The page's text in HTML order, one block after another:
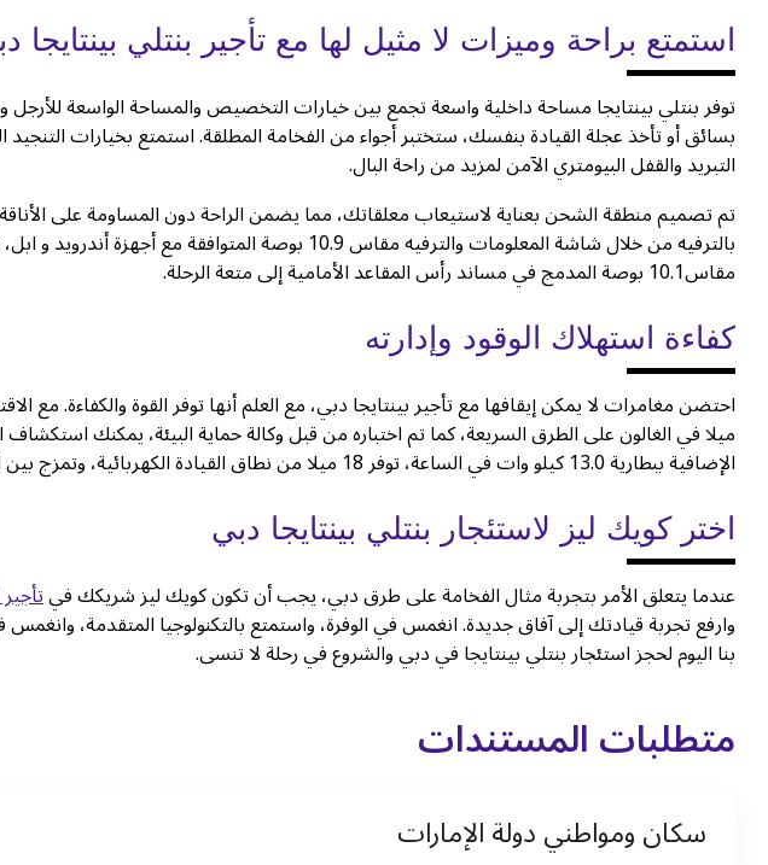
استمتع براحة وميزات لا مثيل لها مع تأجير بنتلي بينتايجا
توفر بنتلي بينتايجا مساحة داخلية واسعة تجمع بين خيارات التخصيص والمساحة الواسعة للأرجل
بسائق أو تأخذ عجلة القيادة بنفسك، ستختبر أجواء من الفخامة المطلقة. استمتع بخيارات التنجيد
التبريد والقفل البيومتري الآمن لمزيد من راحة البال.
تم تصميم منطقة الشحن بعناية لاستيعاب معلقاتك، مما يضمن الراحة دون المساومة على
بالترفيه من خلال شاشة المعلومات والترفيه مقاس 10.9 بوصة
مقاس10.1 بوصة المدمج في مساند رأس المقاعد الأمامية إلى متعة الرحلة.
كفاءة استهلاك الوقود وإدارته
ميلا في الغالون على الطرق السريعة، كما تم اختباره من قبل وكالة حماية البيئة، يمكنك
الإضافية ببطارية 13.0 كيلو وات في الساعة، توفر 18 ميلا من نطاق القيادة الكهربائية، وتمزج بين الوعي البيئي والأداء الاستثنائي.
اختر كويك ليز لاستئجار بنتلي بينتايجا دبي
عندما يتعلق الأمر بتجربة مثال الفخامة على طرق دبي، يجب أن تكون كويك ليز شريكك في
وارفع تجربة قيادتك إلى آفاق جديدة. انغمس في الوفرة، واستمتع بالتكنولوجيا المتقدمة، وانغمس
بنا اليوم لحجز استئجار بنتلي بينتايجا في دبي والشروع في رحلة لا تنسى.
متطلبات المستندات
سكان ومواطني دولة الإمارات